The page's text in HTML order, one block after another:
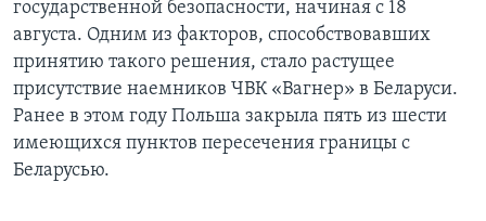
государственной безопасности, начиная с 18
августа. Одним из факторов, способствовавших
принятию такого решения, стало растущее
присутствие наемников ЧВК «Вагнер» в Беларуси.
Ранее в этом году Польша закрыла пять из шести
имеющихся пунктов пересечения границы с
Беларусью.